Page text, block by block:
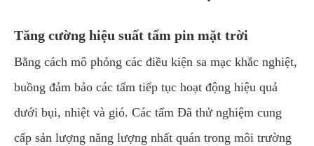
Tăng cường hiệu suất tấm pin mặt trời
Bằng cách mô phỏng các điều kiện sa mạc khắc nghiệt,
buồng đảm bảo các tấm tiếp tục hoạt động hiệu quả
dưới bụi, nhiệt và gió. Các tấm Đã thử nghiệm cung
cấp sản lượng năng lượng nhất quán trong môi trường